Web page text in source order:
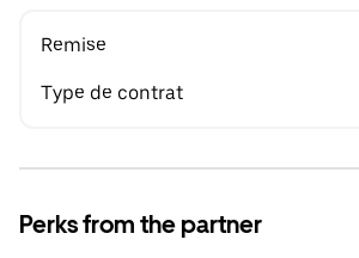
Remise
Type de contrat
Perks from the partner